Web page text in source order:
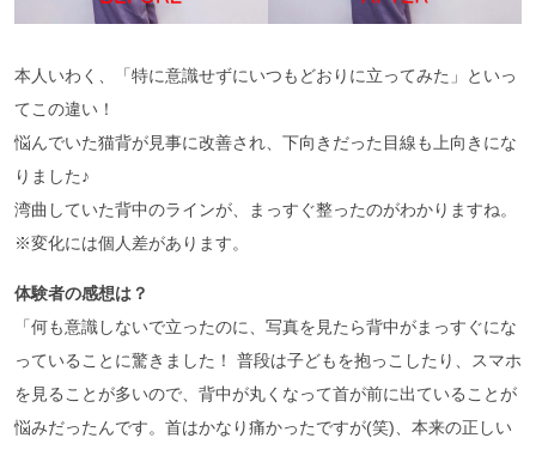
本人いわく、「特に意識せずにいつもどおりに立ってみた」といっ
てこの違い！
悩んでいた猫背が見事に改善され、下向きだった目線も上向きにな
りました♪
湾曲していた背中のラインが、まっすぐ整ったのがわかりますね。
※変化には個人差があります。
体験者の感想は？
「何も意識しないで立ったのに、写真を見たら背中がまっすぐにな
っていることに驚きました！ 普段は子どもを抱っこしたり、スマホ
を見ることが多いので、背中が丸くなって首が前に出ていることが
悩みだったんです。首はかなり痛かったですが(笑)、本来の正しい